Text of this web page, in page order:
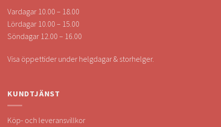
Vardagar 10.00 – 18.00
Lördagar 10.00 – 15.00
Söndagar 12.00 – 16.00
Visa öppettider under helgdagar & storhelger.
KUNDTJÄNST
Köp- och leveransvillkor